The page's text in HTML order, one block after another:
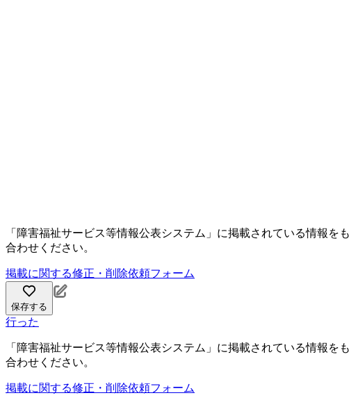
「障害福祉サービス等情報公表システム」に掲載されている情報
合わせください。
掲載に関する修正・削除依頼フォーム
保存する
行った
「障害福祉サービス等情報公表システム」に掲載されている情報
合わせください。
掲載に関する修正・削除依頼フォーム